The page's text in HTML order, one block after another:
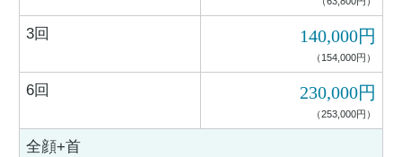
3回 140,000円
（154,000円）
6回 230,000円
（253,000円）
全顔+首